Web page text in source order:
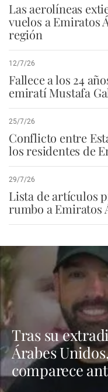
Las aerolíneas
vuelos a Emiratos
región
12/7/26
Fallece a los 24
emiratí Mustafa
25/7/26
Conflicto entre
los residentes de
29/7/26
Lista de artículos
rumbo a Emiratos
Tras su
Árabes
comparece